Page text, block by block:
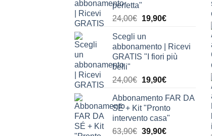
perfetta"
24,00€ Il
originale
era:
24,00€.
19,90€Il
è:
19,90€.
Scegli un
abbonamento | Ricevi
GRATIS "I fiori più
belli"
24,00€ Il
originale
era:
24,00€.
19,90€Il
attuale
è:
19,90€.
Abbonamento FAR DA
SÉ + Kit "Pronto
intervento casa"
63,90€ Il
39,90€Il